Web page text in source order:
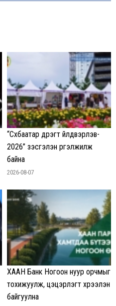
“Сүхбаатар дүүрэгт үйлдвэрлэв-
2026” үзэсгэлэн үргэлжилж
байна
2026-08-07
ХААН Банк Ногоон нуур орчмыг
тохижуулж, цэцэрлэгт хүрээлэн
байгуулна